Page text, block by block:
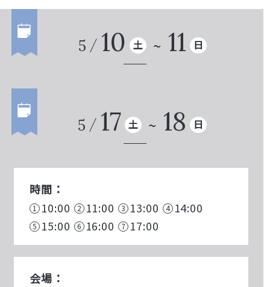
5 10 土 11 日
5 17 土 18 日
時間：
10:00
11:00 13:00
14:00
15:00
16:00 17:00
会場：